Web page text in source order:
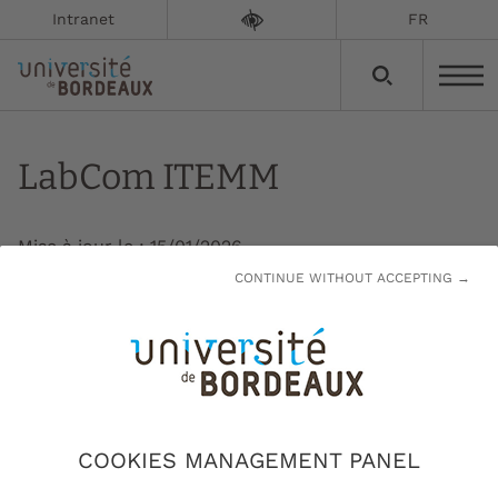
COOKIES MANAGEMENT PANEL
CONTINUE WITHOUT ACCEPTING →
Intranet FR
LabCom ITEMM
Mise à jour le :15/01/2026
Technologique et Économique Mobilité
Michelin) utilise l’intelligence technologique et
les méthodes d’analyse associées pour
technique.